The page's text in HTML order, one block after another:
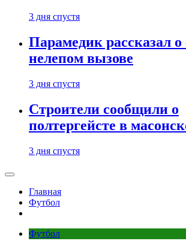
3 дня спустя
Парамедик рассказал
нелепом вызове
3 дня спустя
Строители сообщили о
полтергейсте в
3 дня спустя
Главная
Футбол
Футбол